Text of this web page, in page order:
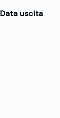
Data uscita